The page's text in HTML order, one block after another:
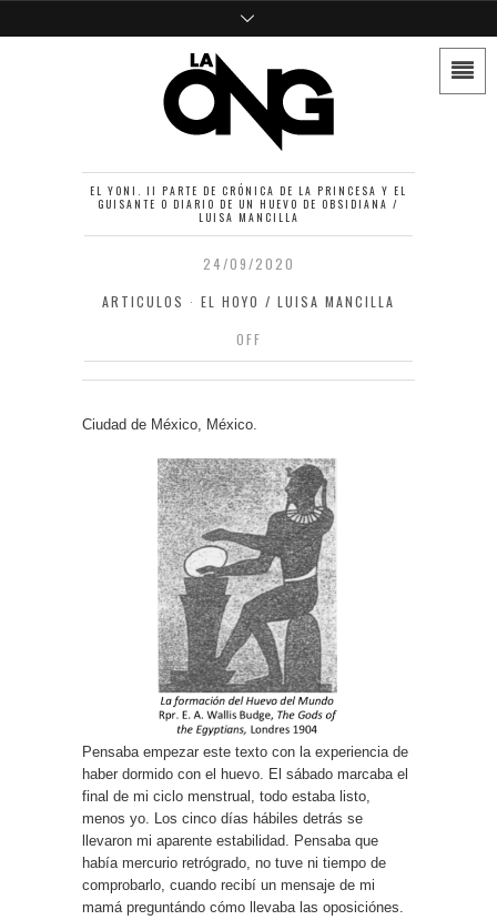
EL YONI. II PARTE DE CRÓNICA DE LA PRINCESA Y EL
GUISANTE O DIARIO DE UN HUEVO DE OBSIDIANA /
LUISA MANCILLA
24/09/2020
ARTICULOS · EL HOYO / LUISA MANCILLA
OFF
Ciudad de México, México.
Pensaba empezar este texto con la experiencia de
haber dormido con el huevo. El sábado marcaba el
final de mi ciclo menstrual, todo estaba listo,
menos yo. Los cinco días hábiles detrás se
llevaron mi aparente estabilidad. Pensaba que
había mercurio retrógrado, no tuve ni tiempo de
comprobarlo, cuando recibí un mensaje de mi
mamá preguntándo cómo llevaba las oposiciónes.